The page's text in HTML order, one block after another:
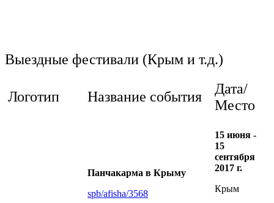
Выездные фестивали (Крым и т.д.)
Логотип Название события
Дата/
Место
Панчакарма в Крыму
spb/afisha/3568
15 июня -
15
сентября
2017 г.
Крым